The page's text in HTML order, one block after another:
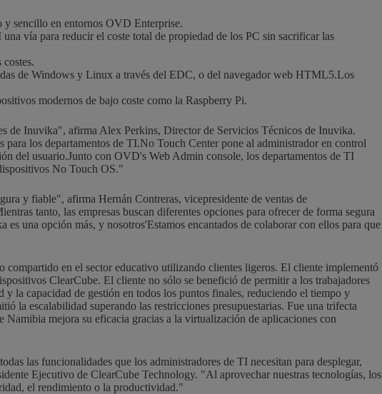
sencillo en entornos OVD Enterprise.
vía para reducir el coste total de propiedad de los PC sin sacrificar las
de Windows y Linux a través del EDC, o del navegador web HTML5.Los
modernos de bajo coste como la Raspberry Pi.
de Inuvika", afirma Alex Perkins, Director de Servicios Técnicos de Inuvika.
los departamentos de TI.No Touch Center pone al administrador en control
del usuario.Junto con OVD's Web Admin console, los departamentos de TI
No Touch OS."
y fiable", afirma Hernán Contreras, vicepresidente de ventas de
tanto, las empresas buscan diferentes opciones para ofrecer de forma segura
es una opción más, y nosotros'Estamos encantados de colaborar con ellos para que
en el sector educativo utilizando clientes ligeros. El cliente implementó
ClearCube. El cliente no sólo se benefició de permitir a los trabajadores
la capacidad de gestión en todos los puntos finales, reduciendo el tiempo y
la escalabilidad superando las restricciones presupuestarias. Fue una trifecta
mejora su eficacia gracias a la virtualización de aplicaciones con
las funcionalidades que los administradores de TI necesitan para desplegar,
Ejecutivo de ClearCube Technology. "Al aprovechar nuestras tecnologías, los
el rendimiento o la productividad."